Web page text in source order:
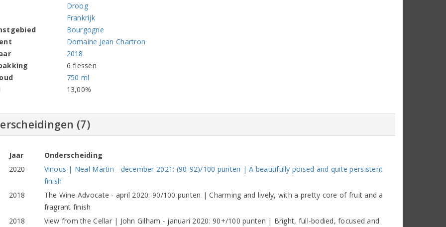
Droog
Frankrijk
Bourgogne
Domaine Jean Chartron
2018
6 flessen
750 ml
13,00%
(7)
Jaar
Onderscheiding
2020
Vinous | Neal Martin - december 2021: (90-92)/100 punten | A beautifully poised and quite persistent
finish
2018
The Wine Advocate - april 2020: 90/100 punten | Charming and lively, with a pretty core of fruit and a
fragrant finish
2018
View from the Cellar | John Gilham - januari 2020: 90+/100 punten | Bright, full-bodied, focused and